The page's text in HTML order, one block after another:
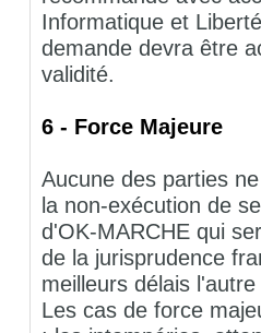
Informatique et
demande devra être
validité.
6 - Force Majeure
Aucune des parties
la non-exécution de
d'OK-MARCHE qui
de la jurisprudence
meilleurs délais
Les cas de force